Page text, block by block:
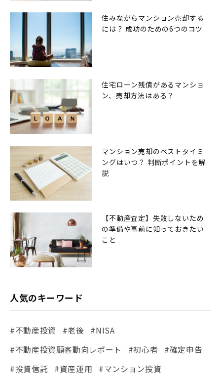
住みながらマンション売却する
には？ 成功のための6つのコツ
住宅ローン残債があるマンショ
ン、売却方法はある？
マンション売却のベストタイミ
ングはいつ？ 判断ポイントを解
説
【不動産査定】失敗しないため
の準備や事前に知っておきたい
こと
人気のキーワード
#不動産投資 #老後 #NISA
#不動産投資顧客動向レポート
#初心者
#確定申告
#投資信託
#資産運用
#マンション投資